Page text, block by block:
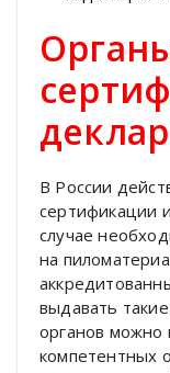
В России
сертификации
случае
на
выдавать
органов можно
компетентных